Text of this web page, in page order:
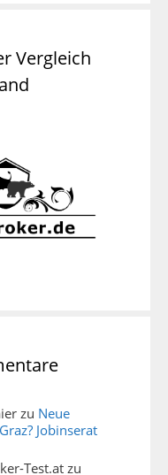
Vergleich
zu Neue
Jobinserat
Test.at zu